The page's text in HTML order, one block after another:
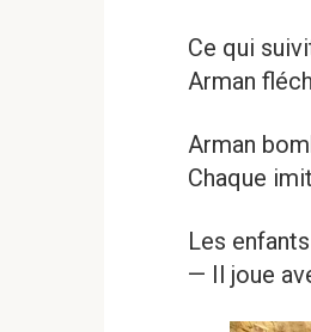
Ce qui
Arman
Arman
Chaque
Les
— Il joue